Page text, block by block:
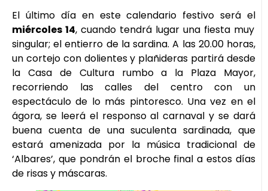
El último día en este calendario festivo será el
miércoles 14, cuando tendrá lugar una fiesta muy
singular; el entierro de la sardina. A las 20.00 horas,
un cortejo con dolientes y plañideras partirá desde
la Casa de Cultura rumbo a la Plaza Mayor,
recorriendo las calles del centro con un
espectáculo de lo más pintoresco. Una vez en el
ágora, se leerá el responso al carnaval y se dará
buena cuenta de una suculenta sardinada, que
estará amenizada por la música tradicional de
‘Albares’, que pondrán el broche final a estos días
de risas y máscaras.